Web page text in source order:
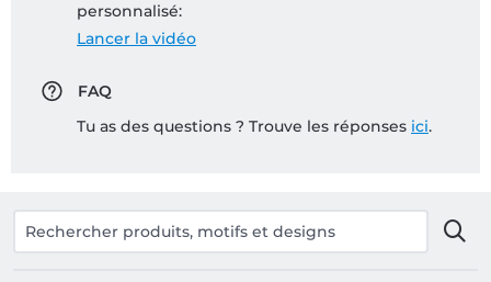
personnalisé:
Lancer la vidéo
FAQ
Tu as des questions ? Trouve les réponses ici.